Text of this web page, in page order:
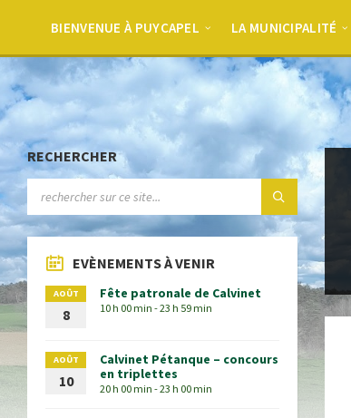
BIENVENUE À PUYCAPEL LA MUNICIPALITÉ
RECHERCHER
EVÈNEMENTS À VENIR
AOÛT
8
Fête patronale de Calvinet
10 h 00 min - 23 h 59 min
AOÛT
10
Calvinet Pétanque – concours
en triplettes
20 h 00 min - 23 h 00 min